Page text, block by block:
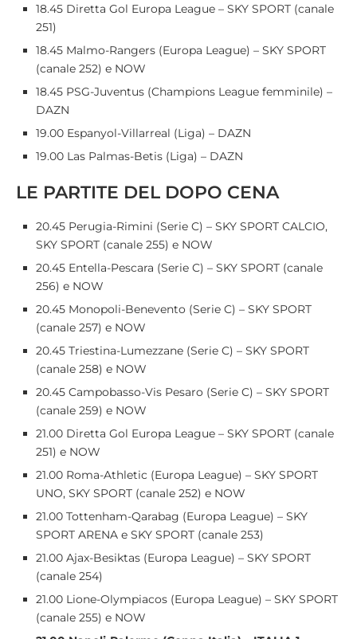
18.45 Diretta Gol Europa League – SKY SPORT (canale
251)
18.45 Malmo-Rangers (Europa League) – SKY SPORT
(canale 252) e NOW
18.45 PSG-Juventus (Champions League femminile) –
DAZN
19.00 Espanyol-Villarreal (Liga) – DAZN
19.00 Las Palmas-Betis (Liga) – DAZN
LE PARTITE DEL DOPO CENA
20.45 Perugia-Rimini (Serie C) – SKY SPORT CALCIO,
SKY SPORT (canale 255) e NOW
20.45 Entella-Pescara (Serie C) – SKY SPORT (canale
256) e NOW
20.45 Monopoli-Benevento (Serie C) – SKY SPORT
(canale 257) e NOW
20.45 Triestina-Lumezzane (Serie C) – SKY SPORT
(canale 258) e NOW
20.45 Campobasso-Vis Pesaro (Serie C) – SKY SPORT
(canale 259) e NOW
21.00 Diretta Gol Europa League – SKY SPORT (canale
251) e NOW
21.00 Roma-Athletic (Europa League) – SKY SPORT
UNO, SKY SPORT (canale 252) e NOW
21.00 Tottenham-Qarabag (Europa League) – SKY
SPORT ARENA e SKY SPORT (canale 253)
21.00 Ajax-Besiktas (Europa League) – SKY SPORT
(canale 254)
21.00 Lione-Olympiacos (Europa League) – SKY SPORT
(canale 255) e NOW